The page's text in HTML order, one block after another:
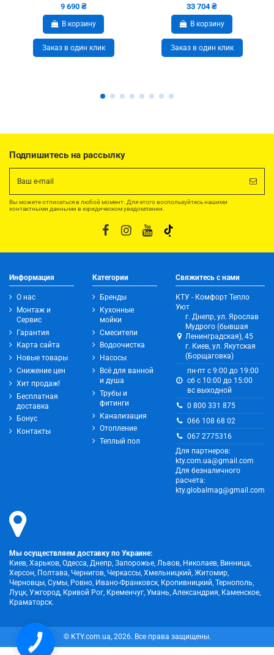
9 690 ₴
В корзину
Заказ в один клик
33 704 ₴
В корзину
Заказ в один клик
Подпишитесь на рассылку
Вы можете отписаться в любой момент. Для этого воспользуйтесь нашими
контактными данными в юридическом уведомлении.
Информация
О нас
Монтаж и
Сервис
Гарантия
Карта сайта
Новые товары
Снижение цен
Хит продаж!
Бесплатная
доставка
Бонус
Контакты
Категории
Бренды
Кухонные
мойки
Смесители
Водоочистка
Насосы
Всё для ванной
и душа
Трубы и
фитинги
Канализация
Отопление
Теплый пол
Свяжитесь с нами
КТУ - Комфорт Тепло
Уют
г. Днепр, ул. Ярослав
Мудрого (бывшая
Ленинградская), 45
г. Киев, ул. Якутская
(Борщаговка)
пн-пт с 9:00 до 19:00
сб с 10:00 до 15:00
вс выходной
0 800 331 875
066 108 68 02
067 2775316
Для партнеров:
kty.com.ua@gmail.com
Для безналичного
расчета:
kty.globalmag@gmail.com
Мы осуществляем доставку по Украине:
Киев, Харьков, Одесса, Днепр, Запорожье, Львов, Николаев, Винница,
Херсон, Полтава, Чернигов, Черкассы, Хмельницкий, Житомир,
Черновцы, Сумы, Ровно, Ивано-Франковск, Кропивницкий, Тернополь,
Луцк, Ужгород, Кривой Рог, Кременчуг, Умань, Александрия, Каменское,
Краматорск.
© KTY.com.ua, 2026. Все права защищены.